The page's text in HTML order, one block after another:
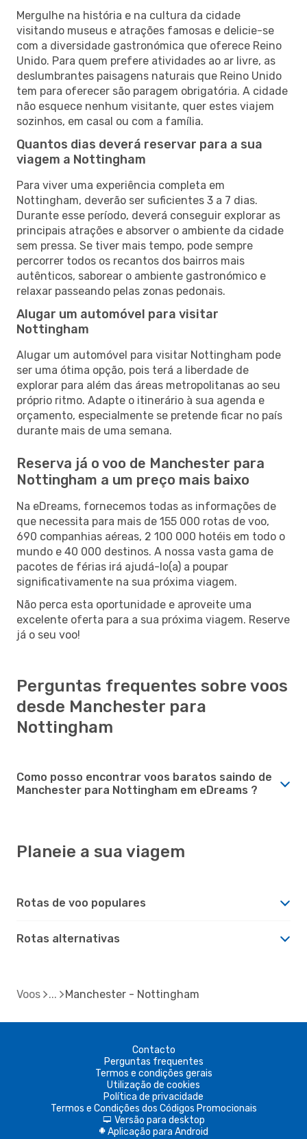
Mergulhe na história e na cultura da cidade
visitando museus e atrações famosas e delicie-se
com a diversidade gastronómica que oferece Reino
Unido. Para quem prefere atividades ao ar livre, as
deslumbrantes paisagens naturais que Reino Unido
tem para oferecer são paragem obrigatória. A cidade
não esquece nenhum visitante, quer estes viajem
sozinhos, em casal ou com a família.
Quantos dias deverá reservar para a sua
viagem a Nottingham
Para viver uma experiência completa em
Nottingham, deverão ser suficientes 3 a 7 dias.
Durante esse período, deverá conseguir explorar as
principais atrações e absorver o ambiente da cidade
sem pressa. Se tiver mais tempo, pode sempre
percorrer todos os recantos dos bairros mais
autênticos, saborear o ambiente gastronómico e
relaxar passeando pelas zonas pedonais.
Alugar um automóvel para visitar
Nottingham
Alugar um automóvel para visitar Nottingham pode
ser uma ótima opção, pois terá a liberdade de
explorar para além das áreas metropolitanas ao seu
próprio ritmo. Adapte o itinerário à sua agenda e
orçamento, especialmente se pretende ficar no país
durante mais de uma semana.
Reserva já o voo de Manchester para
Nottingham a um preço mais baixo
Na eDreams, fornecemos todas as informações de
que necessita para mais de 155 000 rotas de voo,
690 companhias aéreas, 2 100 000 hotéis em todo o
mundo e 40 000 destinos. A nossa vasta gama de
pacotes de férias irá ajudá-lo(a) a poupar
significativamente na sua próxima viagem.
Não perca esta oportunidade e aproveite uma
excelente oferta para a sua próxima viagem. Reserve
já o seu voo!
Perguntas frequentes sobre voos
desde Manchester para
Nottingham
Como posso encontrar voos baratos saindo de
Manchester para Nottingham em eDreams ?
Planeie a sua viagem
Rotas de voo populares
Rotas alternativas
Voos Manchester - Nottingham
Contacto
Perguntas frequentes
Termos e condições gerais
Utilização de cookies
Política de privacidade
Termos e Condições dos Códigos Promocionais
d Versão para desktop
A Aplicação para Android